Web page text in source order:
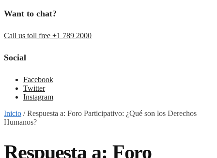
Want to chat?
Call us toll free +1 789 2000
Social
Facebook
Twitter
Instagram
Inicio /Respuesta a: Foro Participativo: ¿Qué son los Derechos
Humanos?
Respuesta a: Foro